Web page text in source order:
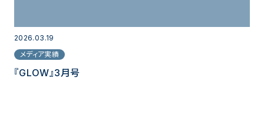
2026.03.19
メディア実績
『GLOW』3月号